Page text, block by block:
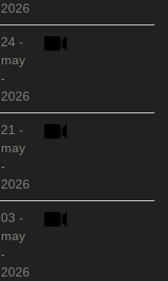
2026
24 -
may
-
2026
21 -
may
-
2026
03 -
may
-
2026